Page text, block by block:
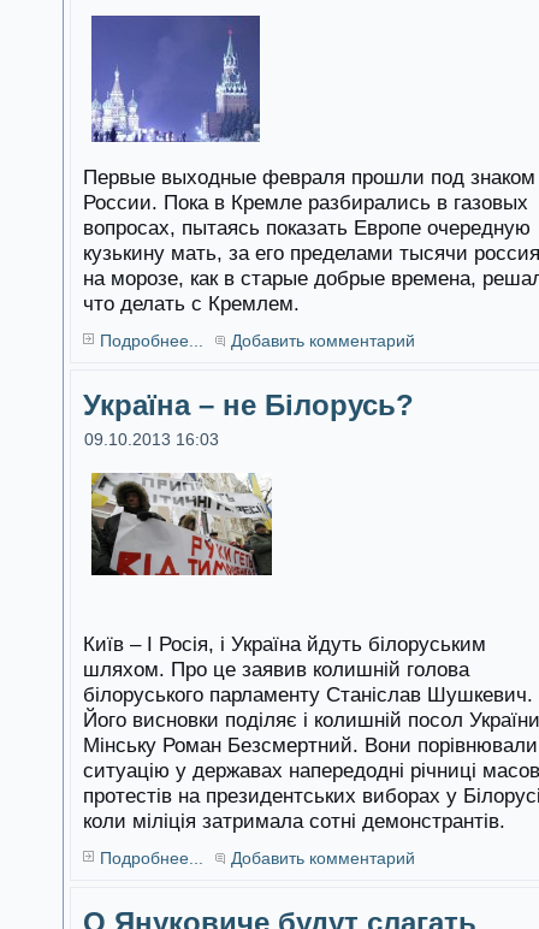
Первые выходные февраля прошли под знаком
России. Пока в Кремле разбирались в газовых
вопросах, пытаясь показать Европе очередную
кузькину мать, за его пределами тысячи
на морозе, как в старые добрые времена,
что делать с Кремлем.
Подробнее... Добавить комментарий
Україна – не Білорусь?
09.10.2013 16:03
Київ – І Росія, і Україна йдуть білоруським
шляхом. Про це заявив колишній голова
білоруського парламенту Станіслав Шушкевич.
Його висновки поділяє і колишній посол
Мінську Роман Безсмертний. Вони порівнювали
ситуацію у державах напередодні річниці
протестів на президентських виборах у
коли міліція затримала сотні демонстрантів.
Подробнее... Добавить комментарий
О Януковиче будут слагать